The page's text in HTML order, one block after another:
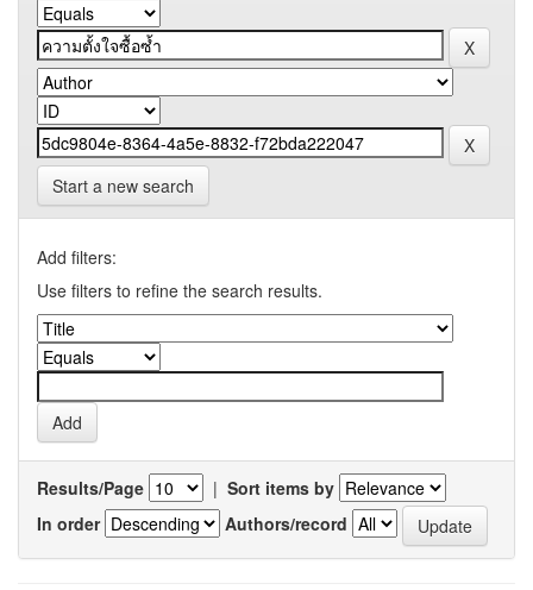
Start a new search
Add filters:
Use filters to refine the search results.
Results/Page | Sort items by
In order
Authors/record